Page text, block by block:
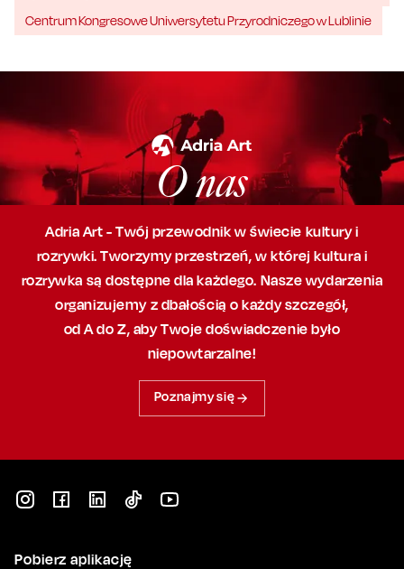
Centrum Kongresowe Uniwersytetu Przyrodniczego w Lublinie
O nas
Adria Art - Twój przewodnik w świecie kultury i
rozrywki. Tworzymy przestrzeń,w której kultura i
rozrywka są dostępne dla każdego. Nasze wydarzenia
organizujemy z dbałością o każdy szczegół,
od A do Z, abyTwoje doświadczenie było
niepowtarzalne!
Poznajmy się
Pobierz aplikację